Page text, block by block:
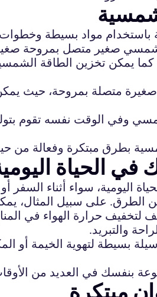
مواد بسيطة وخطوات
شمسي صغير متصل بمروحة
يمكن تخزين الطاقة
متصلة بمروحة، حيث
وفي الوقت نفسه تقوم
الحياة
سواء أثناء السفر أو
على سبيل المثال، يمكن
حرارة الهواء في
والتبريد.
بسيطة لتهوية الخيمة أو
مبتكرة